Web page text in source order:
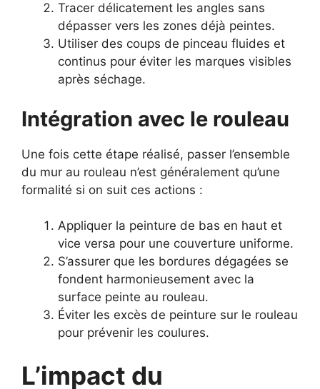
Tracer délicatement les angles sans
dépasser vers les zones déjà peintes.
Utiliser des coups de pinceau fluides et
continus pour éviter les marques visibles
après séchage.
Intégration avec le rouleau
Une fois cette étape réalisé, passer l’ensemble
du mur au rouleau n’est généralement qu’une
formalité si on suit ces actions :
Appliquer la peinture de bas en haut et
vice versa pour une couverture uniforme.
S’assurer que les bordures dégagées se
fondent harmonieusement avec la
surface peinte au rouleau.
Éviter les excès de peinture sur le rouleau
pour prévenir les coulures.
L’impact du